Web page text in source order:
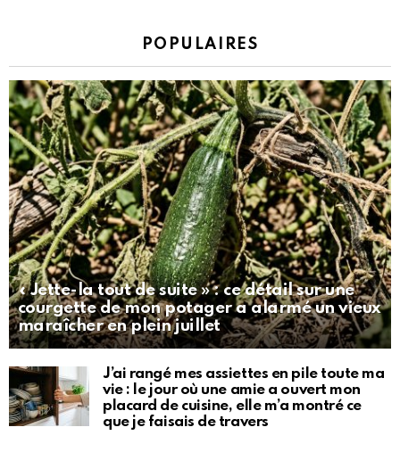
POPULAIRES
« Jette-la tout de suite » : ce détail sur une
courgette de mon potager a alarmé un vieux
maraîcher en plein juillet
J’ai rangé mes assiettes en pile toute ma
vie : le jour où une amie a ouvert mon
placard de cuisine, elle m’a montré ce
que je faisais de travers